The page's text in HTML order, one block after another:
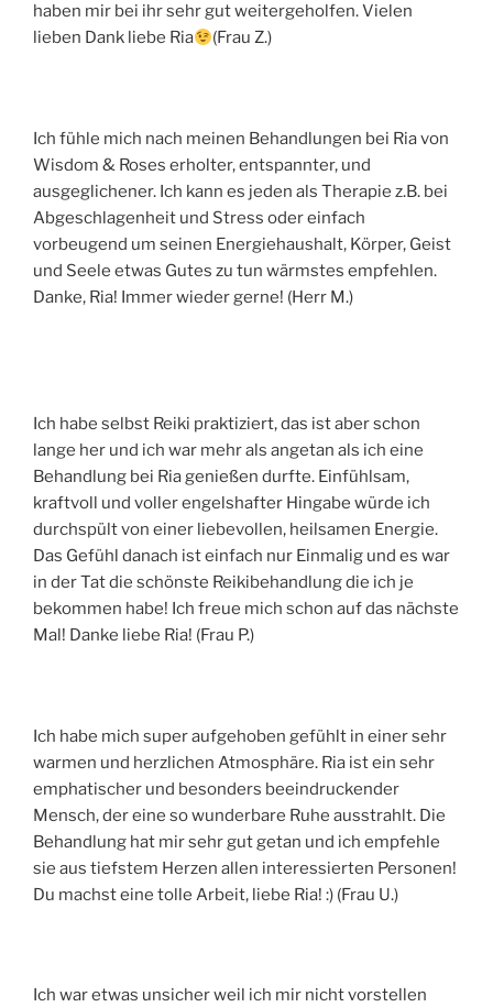
haben mir bei ihr sehr gut weitergeholfen. Vielen
lieben Dank liebe Ria
(Frau Z.)
Ich fühle mich nach meinen Behandlungen bei Ria von
Wisdom & Roses erholter, entspannter, und
ausgeglichener. Ich kann es jeden als Therapie z.B. bei
Abgeschlagenheit und Stress oder einfach
vorbeugend um seinen Energiehaushalt, Körper, Geist
und Seele etwas Gutes zu tun wärmstes empfehlen.
Danke, Ria! Immer wieder gerne! (Herr M.)
Ich habe selbst Reiki praktiziert, das ist aber schon
lange her und ich war mehr als angetan als ich eine
Behandlung bei Ria genießen durfte. Einfühlsam,
kraftvoll und voller engelshafter Hingabe würde ich
durchspült von einer liebevollen, heilsamen Energie.
Das Gefühl danach ist einfach nur Einmalig und es war
in der Tat die schönste Reikibehandlung die ich je
bekommen habe! Ich freue mich schon auf das nächste
Mal! Danke liebe Ria! (Frau P.)
Ich habe mich super aufgehoben gefühlt in einer sehr
warmen und herzlichen Atmosphäre. Ria ist ein sehr
emphatischer und besonders beeindruckender
Mensch, der eine so wunderbare Ruhe ausstrahlt. Die
Behandlung hat mir sehr gut getan und ich empfehle
sie aus tiefstem Herzen allen interessierten Personen!
Du machst eine tolle Arbeit, liebe Ria! :) (Frau U.)
Ich war etwas unsicher weil ich mir nicht vorstellen